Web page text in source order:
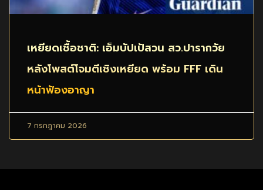
เหยียดเชื้อชาติ: เอ็มบัปเป้สวน สว.ปารากวัย
หลังโพสต์โจมตีเชิงเหยียด พร้อม FFF เดิน
หน้าฟ้องอาญา
7 กรกฎาคม 2026